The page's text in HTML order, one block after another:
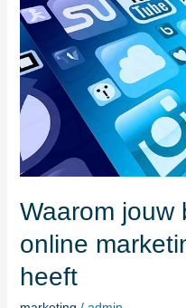
Waarom jouw
online
heeft
marketing
bureau
nodig
heeft